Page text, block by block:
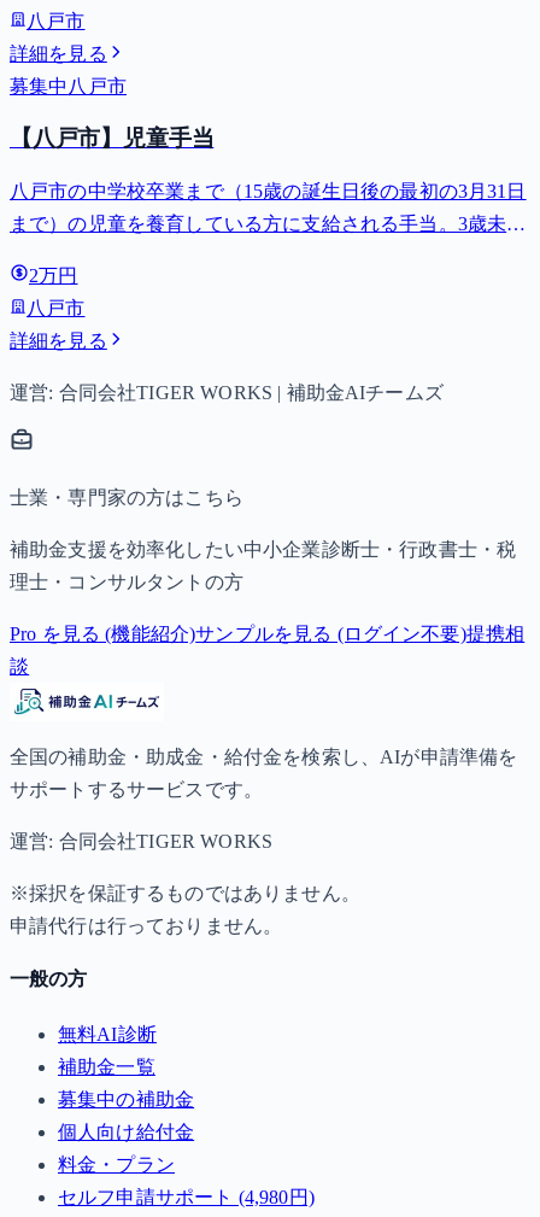
八戸市
詳細を見る
募集中 八戸市
【八戸市】児童手当
八戸市の中学校卒業まで（15歳の誕生日後の最初の3月31日
まで）の児童を養育している方に支給される手当。3歳未満
子以降は15,000円）、中学生は月額10,000円。
2万円
八戸市
詳細を見る
運営: 合同会社TIGER WORKS | 補助金AIチームズ
士業・専門家の方はこちら
補助金支援を効率化したい中小企業診断士・行政書士・税
理士・コンサルタントの方
Pro を見る (機能紹介)サンプルを見る (ログイン不要)提携相
談
全国の補助金・助成金・給付金を検索し、AIが申請準備を
サポートするサービスです。
運営: 合同会社TIGER WORKS
※採択を保証するものではありません。
申請代行は行っておりません。
一般の方
無料AI診断
補助金一覧
募集中の補助金
個人向け給付金
料金・プラン
セルフ申請サポート (4,980円)